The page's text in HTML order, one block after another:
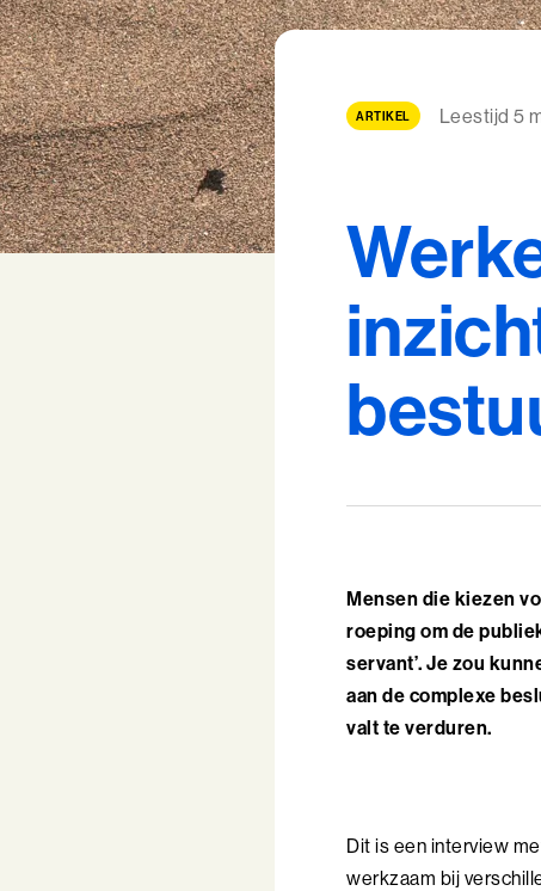
ARTIKEL Leestijd 5
Mensen die kiezen
roeping om de
servant’. Je zou
aan de complexe
valt te verduren.
Dit is een interview
werkzaam bij